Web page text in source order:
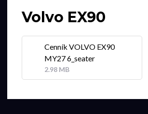
Volvo EX90
Cenník VOLVO EX90
MY27 6_seater
2.98 MB